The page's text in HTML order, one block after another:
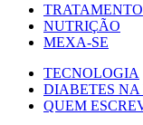
TRATAMENTO
NUTRIÇÃO
MEXA-SE
TECNOLOGIA
DIABETES
QUEM